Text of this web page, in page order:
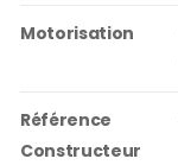
Motorisation
Référence
Constructeur